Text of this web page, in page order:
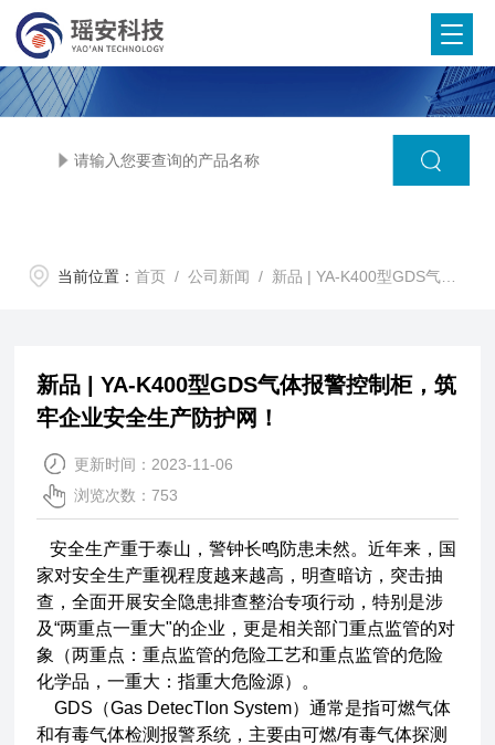
当前位置：首页 /公司新闻 / 新品 | YA-K400型GDS气体报警控制柜，筑牢企业安全生产防护网！
新品 | YA-K400型GDS气体报警控制柜，筑
牢企业安全生产防护网！
更新时间：2023-11-06
浏览次数：753
安全生产重于泰山，警钟长鸣防患未然。近年来，国
家对安全生产重视程度越来越高，明查暗访，突击抽
查，全面开展安全隐患排查整治专项行动，特别是涉
及“两重点一重大"的企业，更是相关部门重点监管的对
象（两重点：重点监管的危险工艺和重点监管的危险
化学品，一重大：指重大危险源）。
GDS（Gas DetecTIon System）通常是指可燃气体
和有毒气体检测报警系统，主要由可燃/有毒气体探测